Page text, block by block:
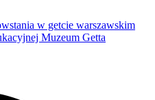
w getcie warszawskim
Muzeum Getta